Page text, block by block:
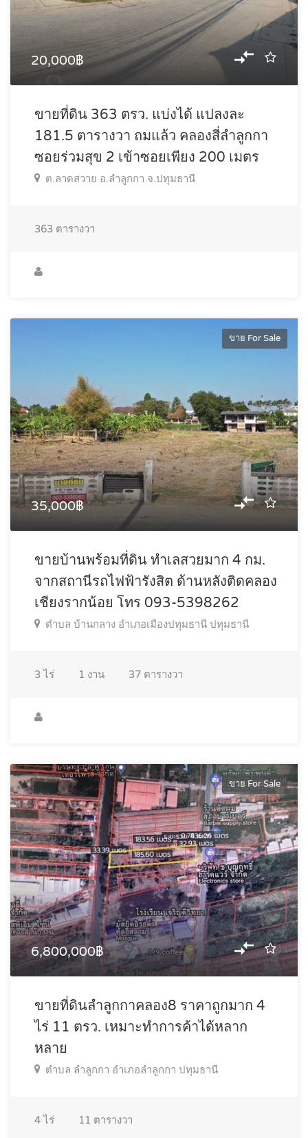
20,000฿
ขายที่ดิน 363 ตรว. แบ่งได้ แปลงละ
181.5 ตารางวา ถมแล้ว คลองสี่ลำลูกกา
ซอยร่วมสุข 2 เข้าซอยเพียง 200 เมตร
ต.ลาดสวาย อ.ลำลูกกา จ.ปทุมธานี
363 ตารางวา
ขาย For Sale
35,000฿
ขายบ้านพร้อมที่ดิน ทำเลสวยมาก 4 กม.
จากสถานีรถไฟฟ้ารังสิต ด้านหลังติดคลอง
เชียงรากน้อย โทร 093-5398262
ตำบล บ้านกลาง อำเภอเมืองปทุมธานี ปทุมธานี
3ไร่ 1 งาน 37 ตารางวา
ขาย For Sale
6,800,000฿
ขายที่ดินลำลูกกาคลอง8 ราคาถูกมาก 4
ไร่ 11 ตรว. เหมาะทำการค้าได้หลาก
หลาย
ตำบล ลำลูกกา อำเภอลำลูกกา ปทุมธานี
4ไร่ 11 ตารางวา